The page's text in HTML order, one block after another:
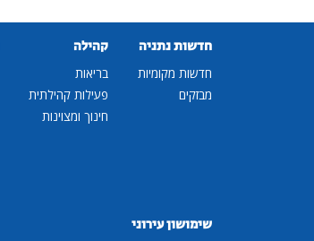
חדשות נתניה
חדשות מקומיות
מבזקים
קהילה
בריאות
פעילות קהילתית
חינוך ומצוינות
שימושון עירוני